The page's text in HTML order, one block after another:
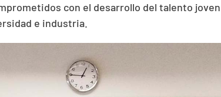
con el desarrollo del talento
e industria.